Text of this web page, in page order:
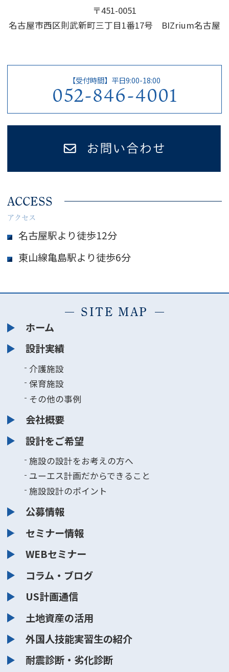
〒451-0051
名古屋市西区則武新町三丁目1番17号 BIZrium名古屋
【受付時間】平日9:00-18:00
052-846-4001
ACCESS
アクセス
名古屋駅より徒歩12分
東山線亀島駅より徒歩6分
SITE MAP
ホーム
設計実績
介護施設
保育施設
その他の事例
会社概要
設計をご希望
施設の設計をお考えの方へ
ユーエス計画だからできること
施設設計のポイント
公募情報
セミナー情報
WEBセミナー
コラム・ブログ
US計画通信
土地資産の活用
外国人技能実習生の紹介
耐震診断・劣化診断